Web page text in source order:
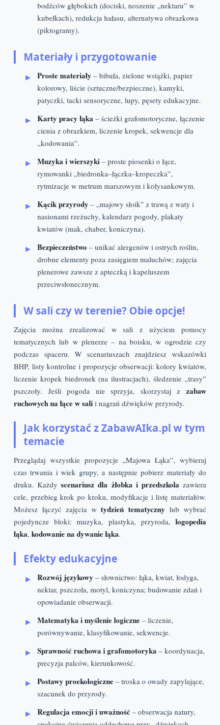
bodźców głębokich (dociski, noszenie „nektaru” w
kubełkach), redukcja hałasu, alternatywa obrazkowa
(piktogramy).
Materiały i przygotowanie
Proste materiały – bibuła, zielone wstążki, papier
kolorowy, liście (sztuczne/bezpieczne), kamyki,
patyczki, tacki sensoryczne, lupy, pęsety edukacyjne.
Karty pracy łąka – ścieżki grafomotoryczne, łączenie
cienia z obrazkiem, liczenie kropek, sekwencje dla
„kodowania”.
Muzyka i wierszyki – proste piosenki o łące,
rymowanki „biedronka–łączka–kropeczka”,
rytmizacje w metrum marszowym i kołysankowym.
Kącik przyrody – „majowy słoik” z trawą z waty i
nasionami rzeżuchy, kalendarz pogody, plakaty
kwiatów (mak, chaber, koniczyna).
Bezpieczeństwo – unikać alergenów i ostrych roślin,
drobne elementy poza zasięgiem maluchów; zajęcia
plenerowe zawsze z apteczką i kapeluszem
przeciwsłonecznym.
W sali czy w terenie? Obie opcje!
Zajęcia można zrealizować w sali z użyciem pomocy
tematycznych lub w plenerze – na boisku, w ogrodzie czy
podczas spaceru. W scenariuszach znajdziesz wskazówki
BHP, listy kontrolne i propozycje obserwacji: kolory kwiatów,
liczenie kropek biedronek (na ilustracjach), śledzenie „trasy”
pszczoły. Jeśli pogoda nie sprzyja, skorzystaj z zabaw
ruchowych na łące w sali i nagrań dźwięków przyrody.
Jak korzystać z ZabawAIka.pl w tym
temacie
Przeglądaj wszystkie propozycje „Majowa Łąka”, wybieraj
czas trwania i wiek grupy, a następnie pobierz materiały do
druku. Każdyscenariusz dla żłobka i przedszkolazawiera
cele, przebieg krok po kroku, modyfikacje i listę materiałów.
Możesz łączyć zajęcia wtydzień tematyczny lub wybrać
pojedyncze bloki: muzyka, plastyka, przyroda, logopedia
łąka, kodowanie na dywanie łąka.
Efekty edukacyjne
Rozwój językowy – słownictwo: łąka, kwiat, łodyga,
nektar, pszczoła, motyl, koniczyna; budowanie zdań i
opowiadanie obserwacji.
Matematyka i myślenie logiczne – liczenie,
porównywanie, klasyfikowanie, sekwencje.
Sprawność ruchowa i grafomotoryka – koordynacja,
precyzja palców, kierunkowość.
Postawy proekologiczne – troska o owady zapylające,
szacunek do przyrody.
Regulacja emocji i uważność – obserwacja natury,